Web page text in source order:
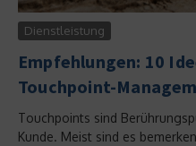
Dienstleistung
Empfehlungen: 10
Touchpoint-
Touchpoints sind
Kunde. Meist sind es